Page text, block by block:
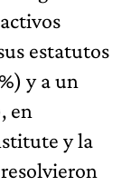
estatutos
y a un
en
y la